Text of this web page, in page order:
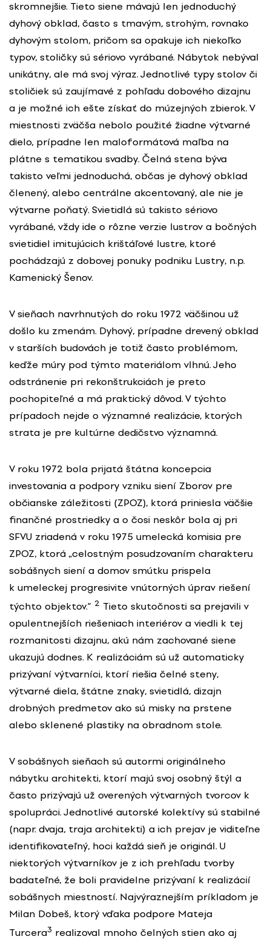
skromnejšie. Tieto siene mávajú len jednoduchý
dyhový obklad, často s tmavým, strohým, rovnako
dyhovým stolom, pričom sa opakuje ich niekoľko
typov, stoličky sú sériovo vyrábané. Nábytok nebýval
unikátny, ale má svoj výraz. Jednotlivé typy stolov či
stoličiek sú zaujímavé z pohľadu dobového dizajnu
a je možné ich ešte získať do múzejných zbierok. V
miestnosti zväčša nebolo použité žiadne výtvarné
dielo, prípadne len maloformátová maľba na
plátne s tematikou svadby. Čelná stena býva
takisto veľmi jednoduchá, občas je dyhový obklad
členený, alebo centrálne akcentovaný, ale nie je
výtvarne poňatý. Svietidlá sú takisto sériovo
vyrábané, vždy ide o rôzne verzie lustrov a bočných
svietidiel imitujúcich krištáľové lustre, ktoré
pochádzajú z dobovej ponuky podniku Lustry, n.p.
Kamenický Šenov.
V sieňach navrhnutých do roku 1972 väčšinou už
došlo ku zmenám. Dyhový, prípadne drevený obklad
v starších budovách je totiž často problémom,
keďže múry pod týmto materiálom vlhnú. Jeho
odstránenie pri rekonštrukciách je preto
pochopiteľné a má praktický dôvod. V týchto
prípadoch nejde o významné realizácie, ktorých
strata je pre kultúrne dedičstvo významná.
V roku 1972 bola prijatá štátna koncepcia
investovania a podpory vzniku siení Zborov pre
občianske záležitosti (ZPOZ), ktorá priniesla väčšie
finančné prostriedky a o čosi neskôr bola aj pri
SFVU zriadená v roku 1975 umelecká komisia pre
ZPOZ, ktorá „celostným posudzovaním charakteru
sobášnych siení a domov smútku prispela
k umeleckej progresivite vnútorných úprav riešení
týchto objektov.“ 2 Tieto skutočnosti sa prejavili v
opulentnejších riešeniach interiérov a viedli k tej
rozmanitosti dizajnu, akú nám zachované siene
ukazujú dodnes. K realizáciám sú už automaticky
prizývaní výtvarníci, ktorí riešia čelné steny,
výtvarné diela, štátne znaky, svietidlá, dizajn
drobných predmetov ako sú misky na prstene
alebo sklenené plastiky na obradnom stole.
V sobášnych sieňach sú autormi originálneho
nábytku architekti, ktorí majú svoj osobný štýl a
často prizývajú už overených výtvarných tvorcov k
spolupráci. Jednotlivé autorské kolektívy sú stabilné
(napr. dvaja, traja architekti) a ich prejav je viditeľne
identifikovateľný, hoci každá sieň je originál. U
niektorých výtvarníkov je z ich prehľadu tvorby
badateľné, že boli pravidelne prizývaní k realizácií
sobášnych miestností. Najvýraznejším príkladom je
Milan Dobeš, ktorý vďaka podpore Mateja
Turcera3 realizoval mnoho čelných stien ako aj